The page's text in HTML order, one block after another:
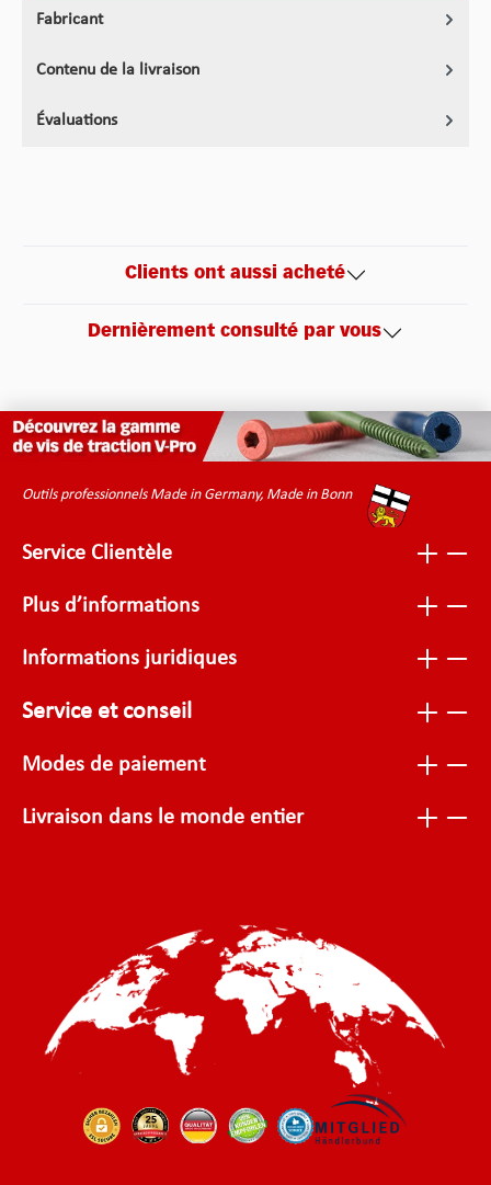
Fabricant
Contenu de la livraison
Évaluations
Clients ont aussi acheté
Dernièrement consulté par vous
Outils professionnels Made in Germany, Made in Bonn
Service Clientèle
Plus d’informations
Informations juridiques
Service et conseil
Modes de paiement
Livraison dans le monde entier